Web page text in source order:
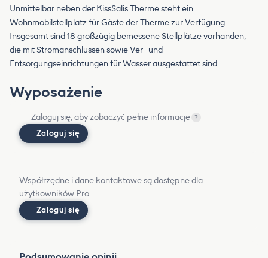
Unmittelbar neben der KissSalis Therme steht ein
Wohnmobilstellplatz für Gäste der Therme zur Verfügung.
Insgesamt sind 18 großzügig bemessene Stellplätze vorhanden,
die mit Stromanschlüssen sowie Ver- und
Entsorgungseinrichtungen für Wasser ausgestattet sind.
Wyposażenie
Zaloguj się, aby zobaczyć pełne informacje ?
Zaloguj się
Współrzędne i dane kontaktowe są dostępne dla
użytkowników Pro.
Zaloguj się